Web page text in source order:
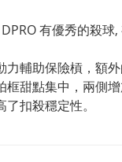
有優秀的殺球
力輔助保險槓，額
框甜點集中，兩側
扣殺穩定性。